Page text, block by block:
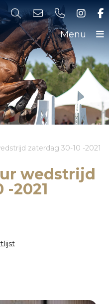
Menu
zaterdag 30-10 -2021
wedstrijd
-2021